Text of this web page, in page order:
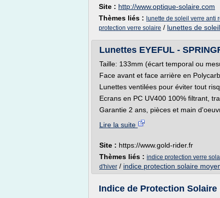
Site : http://www.optique-solaire.com
Thèmes liés : lunette de soleil verre anti
protection verre solaire / lunettes de
Lunettes EYEFUL -
Taille: 133mm (écart temporal ou
Face avant et face arrière en
Lunettes ventilées pour éviter tout
Ecrans en PC UV400 100% filtrant,
Garantie 2 ans, pièces et main
Lire la suite
Site : https://www.gold-rider.fr
Thèmes liés : indice protection verre
d'hiver / indice protection solaire
Indice de Protection